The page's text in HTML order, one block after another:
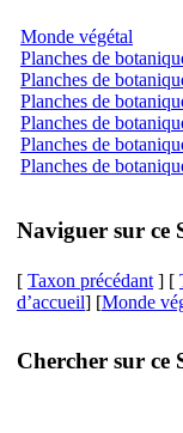
Monde végétal
Planches de
Planches de
Planches de
Planches de
Planches de
Planches de
Naviguer sur ce
[ Taxon précédant ] [
d’accueil] [Monde
Chercher sur ce